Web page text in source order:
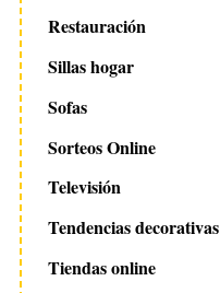
Restauración
Sillas hogar
Sofas
Sorteos Online
Televisión
Tendencias decorativas
Tiendas online